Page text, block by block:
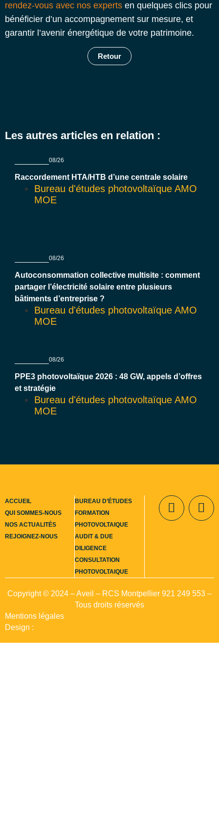
rendez-vous avec nos experts en quelques clics pour
bénéficier d’un accompagnement sur mesure, et
garantir l’avenir énergétique de votre patrimoine.
Retour
Les autres articles en relation :
08/26
Raccordement HTA/HTB d’une centrale solaire
Bureau d'études photovoltaïque AMO
MOE
08/26
Autoconsommation collective multisite : comment
partager l’électricité solaire entre plusieurs
bâtiments d’entreprise ?
Bureau d'études photovoltaïque AMO
MOE
08/26
PPE3 photovoltaïque 2026 : 48 GW, appels d’offres
et stratégie
Bureau d'études photovoltaïque AMO
MOE
ACCUEIL
QUI SOMMES-NOUS
NOS ACTUALITÉS
REJOIGNEZ-NOUS
BUREAU D’ÉTUDES
FORMATION
PHOTOVOLTAIQUE
AUDIT & DUE
DILIGENCE
CONSULTATION
PHOTOVOLTAIQUE
Copyright © 2024 – Aveil – RCS Montpellier 921 249 553 –
Tous droits réservés
Mentions légales
Design :